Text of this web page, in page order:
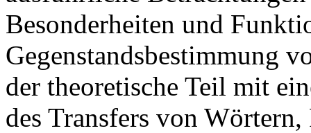
Besonderheiten und
Gegenstandsbestimmung
der theoretische Teil mit
des Transfers von